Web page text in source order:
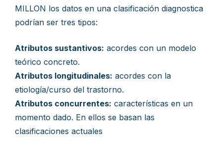
MILLON los datos en una clasificación diagnostica
podrían ser tres tipos:
Atributos sustantivos: acordes con un modelo
teórico concreto.
Atributos longitudinales: acordes con la
etiología/curso del trastorno.
Atributos concurrentes: características en un
momento dado. En ellos se basan las
clasificaciones actuales